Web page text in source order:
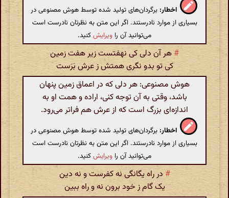
اخطار: برگردان‌های تولید شده توسط هوش مصنوعی در
بسیاری از موارد نادرستند. اگر این متن به نظرتان نادرست است
می‌توانید آن را ویرایشکنید.
# هر آن دلی کی نهفتست زیر هفت زمین
کی تو بدو نگری همتش ز عرش بَرَست
هوش مصنوعی: هر دلی که در اعماق زمین پنهان
باشد، وقتی به آن توجه کنی، اراده و همت او به
اندازه‌ای بزرگ است که از عرش هم فراتر می‌رود.
اخطار: برگردان‌های تولید شده توسط هوش مصنوعی در
بسیاری از موارد نادرستند. اگر این متن به نظرتان نادرست است
می‌توانید آن را ویرایشکنید.
# در راه یگانگی نه کفرست و نه دین
یک گام ز خود برون نه و راه ببین